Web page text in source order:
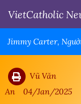
VietCatholic
Jimmy Carter,
Vũ Văn
An
04/Jan/2025